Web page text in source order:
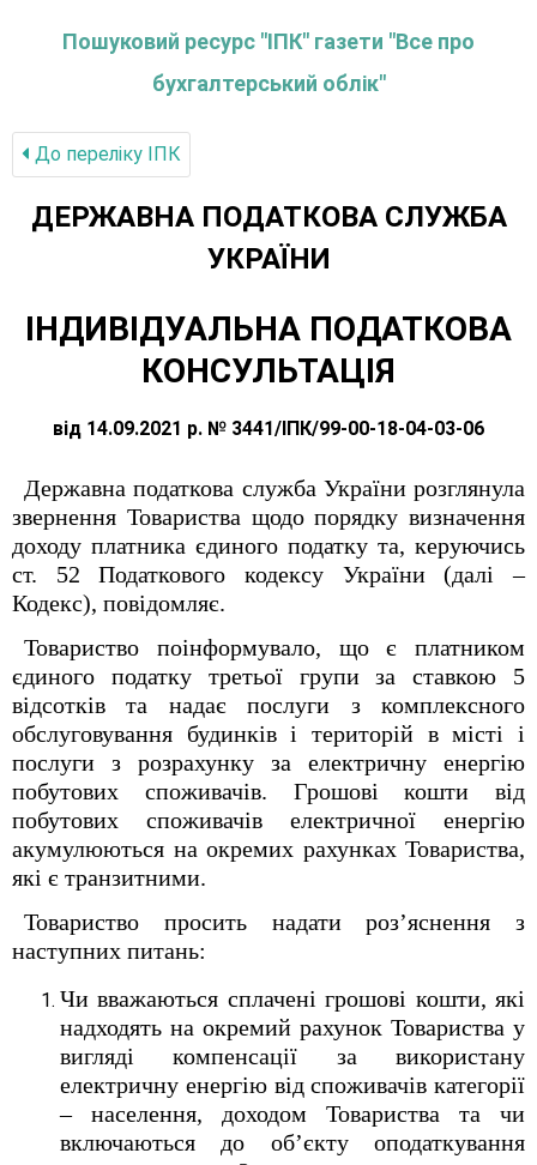
Пошуковий ресурс "ІПК" газети "Все про
бухгалтерський облік"
До переліку IПК
ДЕРЖАВНА ПОДАТКОВА СЛУЖБА
УКРАЇНИ
ІНДИВІДУАЛЬНА ПОДАТКОВА
КОНСУЛЬТАЦІЯ
від 14.09.2021 р. № 3441/ІПК/99-00-18-04-03-06
Державна податкова служба України розглянула
звернення Товариства щодо порядку визначення
доходу платника єдиного податку та, керуючись
ст. 52 Податкового кодексу України (далі –
Кодекс), повідомляє.
Товариство поінформувало, що є платником
єдиного податку третьої групи за ставкою 5
відсотків та надає послуги з комплексного
обслуговування будинків і територій в місті і
послуги з розрахунку за електричну енергію
побутових споживачів. Грошові кошти від
побутових споживачів електричної енергію
акумулюються на окремих рахунках Товариства,
які є транзитними.
Товариство просить надати роз’яснення з
наступних питань:
Чи вважаються сплачені грошові кошти, які
надходять на окремий рахунок Товариства у
вигляді компенсації за використану
електричну енергію від споживачів категорії
– населення, доходом Товариства та чи
включаються до об’єкту оподаткування